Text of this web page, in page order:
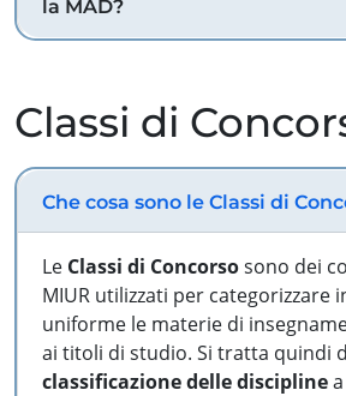
la MAD?
Classi di
Che cosa sono le Classi di
Le Classi di Concorsosono dei
MIUR utilizzati per categorizzare
uniforme le materie di
ai titoli di studio. Si tratta quindi
classificazione delle discipline